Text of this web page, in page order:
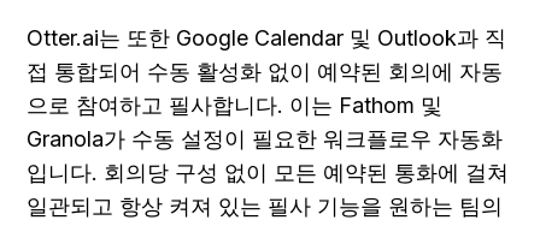
Otter.ai는 또한 Google Calendar 및 Outlook과 직
접 통합되어 수동 활성화 없이 예약된 회의에 자동
으로 참여하고 필사합니다. 이는 Fathom 및
Granola가 수동 설정이 필요한 워크플로우 자동화
입니다. 회의당 구성 없이 모든 예약된 통화에 걸쳐
일관되고 항상 켜져 있는 필사 기능을 원하는 팀의